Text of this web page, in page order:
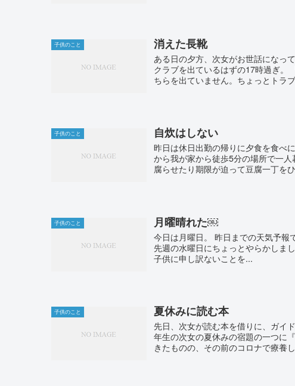
子供のこと 消えた長靴
ある日の夕方、次女がお世話になっ
クラブを出ているはずの17時過ぎ。
ちらを出ていません。ちょっとトラ
子供のこと 自炊はしない
昨日は休日出勤の帰りに夕食を食べ
から我が家から徒歩5分の場所で一
腐らせたり期限が迫って豆腐一丁を
子供のこと 月曜晴れた￼
今日は月曜日。 昨日までの天気予報
先週の水曜日にちょっとやらかしま
子供に申し訳ないことを...
子供のこと 夏休みに読む本
先日、次女が読む本を借りに、ガイ
年生の次女の夏休みの宿題の一つに
きたものの、その前のコロナで療養